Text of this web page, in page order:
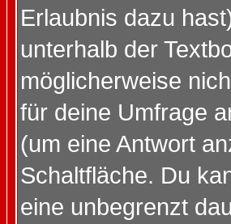
Erlaubnis dazu
unterhalb der
möglicherweise
für deine Umfrage
(um eine Antwort
Schaltfläche. Du
eine unbegrenzt